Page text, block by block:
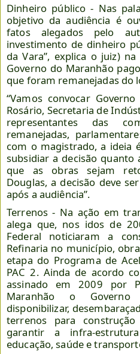
Dinheiro público - Nas
objetivo da audiência é
fatos alegados pelo
investimento de dinheiro
da Vara”, explica o juiz)
Governo do Maranhão
que foram remanejadas do
“Vamos convocar
Rosário, Secretaria de
representantes das
remanejadas,
com o magistrado, a ideia
subsidiar a decisão
que as obras sejam
Douglas, a decisão deve
após a audiência”.
Terrenos - Na ação em
alega que, nos idos de
Federal noticiaram a
Refinaria no município,
etapa do Programa de
PAC 2. Ainda de acordo
assinado em 2009 por
Maranhão o
disponibilizar,
terrenos para
garantir a infra-
educação, saúde e